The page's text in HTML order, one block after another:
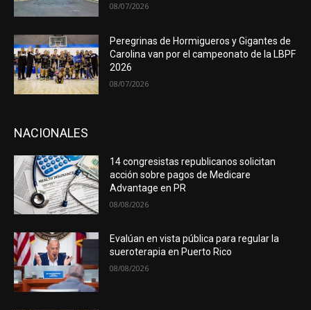
08/07/2026
Peregrinas de Hormigueros y Gigantes de
Carolina van por el campeonato de la LBPF
2026
08/07/2026
NACIONALES
14 congresistas republicanos solicitan
acción sobre pagos de Medicare
Advantage en PR
08/08/2026
Evalúan en vista pública para regular la
sueroterapia en Puerto Rico
08/08/2026